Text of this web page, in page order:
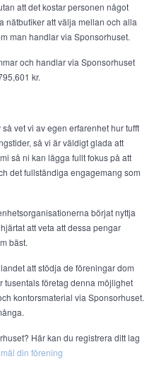
att det kostar personen något
nätbutiker att välja mellan och alla
man handlar via Sponsorhuset.
och handlar via Sponsorhuset
kr.
vet vi av egen erfarenhet hur tufft
så vi är väldigt glada att
så ni kan lägga fullt fokus på att
det fullständiga engagemang som
börjat nyttja
att veta att dessa pengar
bäst.
att stödja de föreningar dom
tusentals företag denna möjlighet
kontorsmaterial via Sponsorhuset.
Här kan du registrera ditt lag
din förening